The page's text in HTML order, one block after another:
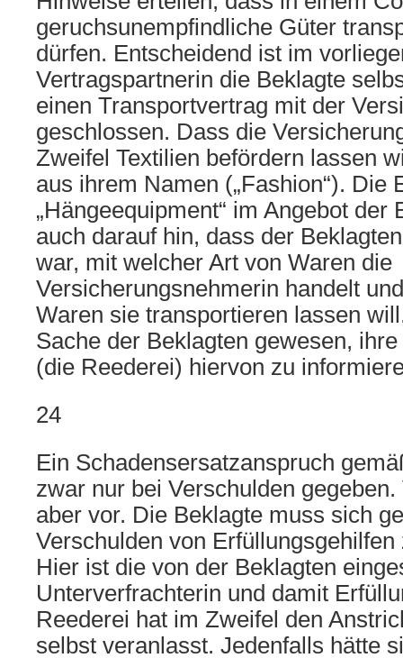
geruchsunempfindliche Güter
dürfen. Entscheidend ist im
Vertragspartnerin die Beklagte
einen Transportvertrag mit der
geschlossen. Dass die
Zweifel Textilien befördern lassen
aus ihrem Namen („Fashion“). Die
„Hängeequipment“ im Angebot der
auch darauf hin, dass der
war, mit welcher Art von Waren die
Versicherungsnehmerin handelt
Waren sie transportieren lassen
Sache der Beklagten gewesen,
(die Reederei) hiervon zu
24
Ein Schadensersatzanspruch
zwar nur bei Verschulden
aber vor. Die Beklagte muss sich
Verschulden von
Hier ist die von der Beklagten
Unterverfrachterin und damit
Reederei hat im Zweifel den
selbst veranlasst. Jedenfalls hätte